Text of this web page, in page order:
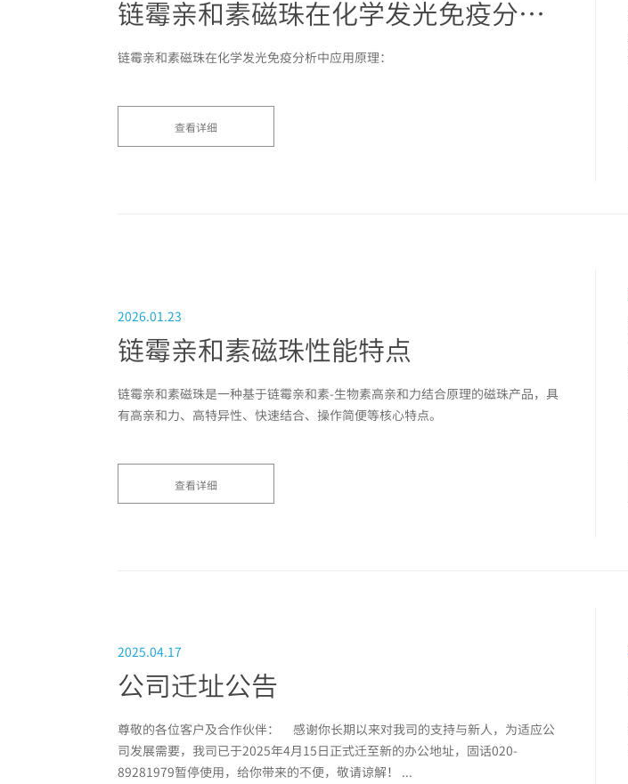
链霉亲和素磁珠在化学发光免疫分析中应用
链霉亲和素磁珠在化学发光免疫分析中应用原理：
查看详细
2026.01.23
链霉亲和素磁珠性能特点
链霉亲和素磁珠是一种基于链霉亲和素-生物素高亲和力结合原理的磁珠产品，具
有高亲和力、高特异性、快速结合、操作简便等核心特点。
查看详细
2025.04.17
公司迁址公告
尊敬的各位客户及合作伙伴： 感谢你长期以来对我司的支持与新人，为适应公
司发展需要，我司已于2025年4月15日正式迁至新的办公地址，固话020-
89281979暂停使用，给你带来的不便，敬请谅解！ ...